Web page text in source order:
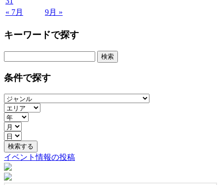
« 7月 9月 »
キーワードで探す
条件で探す
イベント情報の投稿